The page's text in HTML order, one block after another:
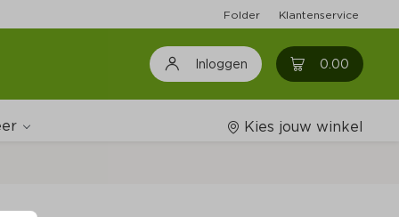
Folder Klantenservice
Inloggen 0.00 0
Kies jouw winkel